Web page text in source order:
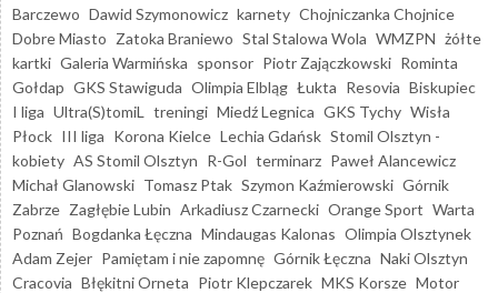
Barczewo Dawid Szymonowicz karnety Chojniczanka Chojnice
Dobre Miasto Zatoka Braniewo Stal Stalowa Wola WMZPN żółte
kartki Galeria Warmińska sponsor Piotr Zajączkowski Rominta
Gołdap GKS Stawiguda Olimpia Elbląg Łukta Resovia Biskupiec
I liga Ultra(S)tomiL treningi Miedź Legnica GKS Tychy Wisła
Płock III liga Korona Kielce Lechia Gdańsk Stomil Olsztyn -
kobiety AS Stomil Olsztyn R-Gol terminarz Paweł Alancewicz
Michał Glanowski Tomasz Ptak Szymon Kaźmierowski Górnik
Zabrze Zagłębie Lubin Arkadiusz Czarnecki Orange Sport Warta
Poznań Bogdanka Łęczna Mindaugas Kalonas Olimpia Olsztynek
Adam Zejer Pamiętam i nie zapomnę Górnik Łęczna Naki Olsztyn
Cracovia Błękitni Orneta Piotr Klepczarek MKS Korsze Motor